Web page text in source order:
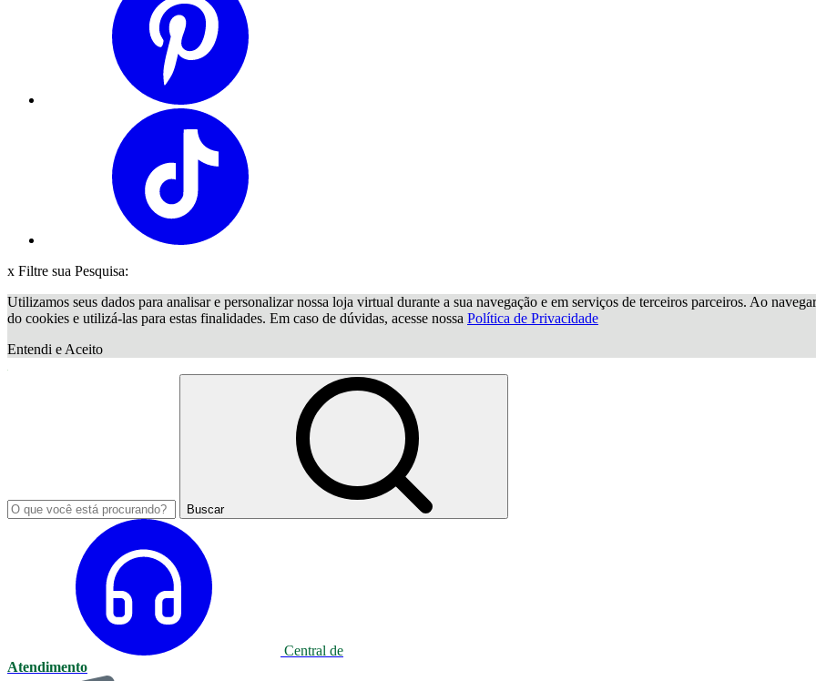
x Filtre sua Pesquisa:
Utilizamos seus dados para analisar e personalizar nossa loja virtual durante a sua navegação e em serviços de terceiros parceiros. Ao
do cookies e utilizá-las para estas finalidades. Em caso de dúvidas, acesse nossa Política de Privacidade
Entendi e Aceito
Buscar
Central de
Atendimento